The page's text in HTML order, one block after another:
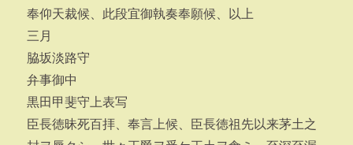
奉仰天裁候、此段宜御執奏奉願候、以上
三月
脇坂淡路守
弁事御中
黒田甲斐守上表写
臣長徳昧死百拝、奉言上候、臣長徳祖先以来茅土之